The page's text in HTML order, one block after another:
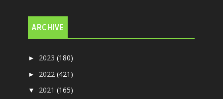
ARCHIVE
► 2023(180)
► 2022(421)
▼ 2021(165)